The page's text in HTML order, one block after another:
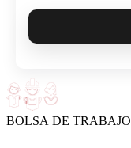
BOLSA DE TRABAJO